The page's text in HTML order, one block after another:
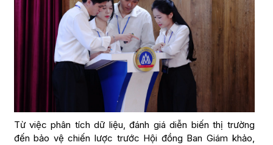
Từ việc phân tích dữ liệu, đánh giá diễn biến thị trường
đến bảo vệ chiến lược trước Hội đồng Ban Giám khảo,